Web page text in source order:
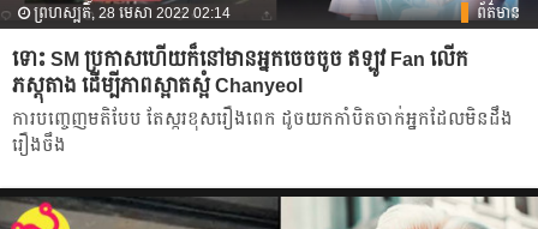
ព្រហស្បតិ៍, 28 មេសា 2022 02:14 ព័ត៌មាន
ទោះ SM ប្រកាសហើយក៏នៅមានអ្នកចេចចូច ឥឡូវ Fan លើក
ភស្តុតាង ដើម្បីភាពស្អាតស្អំ Chanyeol
ការបញ្ចេញមតិបែប តែស្ករខុសរឿងពេក ដូចយកកាំបិតចាក់អ្នកដែលមិនដឹង
រឿងចឹង